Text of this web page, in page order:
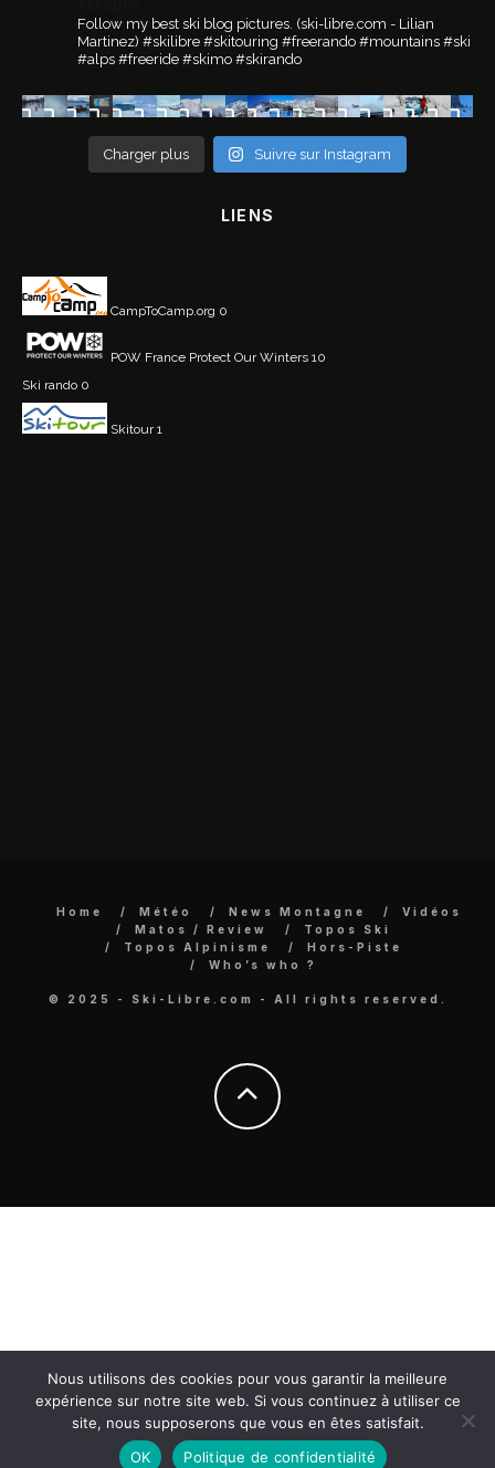
Follow my best ski blog pictures. (ski-libre.com - Lilian
Martinez) #skilibre #skitouring #freerando #mountains #ski
#alps #freeride #skimo #skirando
Charger plus Suivre sur Instagram
LIENS
CampToCamp.org 0
POW France Protect Our Winters 10
Ski rando 0
Skitour1
Home Météo News Montagne
Vidéos
Matos / Review
Topos Ski
Topos Alpinisme
Hors-Piste
Who’s who ?
© 2025 - Ski-Libre.com - All rights reserved.
Nous utilisons des cookies pour vous garantir la meilleure
expérience sur notre site web. Si vous continuez à utiliser ce
site, nous supposerons que vous en êtes satisfait.
OK
Politique de confidentialité